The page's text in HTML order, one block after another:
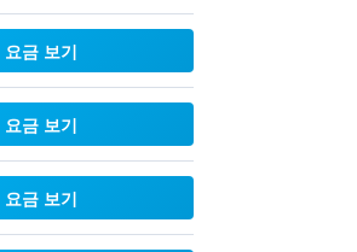
요금 보기
요금 보기
요금 보기